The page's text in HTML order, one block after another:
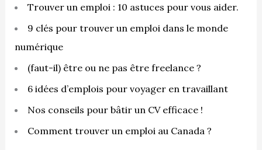
Trouver un emploi : 10 astuces pour vous aider.
9 clés pour trouver un emploi dans le monde
numérique
(faut-il) être ou ne pas être freelance ?
6 idées d’emplois pour voyager en travaillant
Nos conseils pour bâtir un CV efficace !
Comment trouver un emploi au Canada ?